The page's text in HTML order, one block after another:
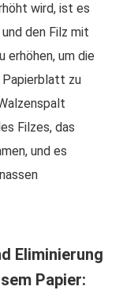
wird, ist es
den Filz mit
erhöhen, um die
Papierblatt zu
Filzes, das
und es
Eliminierung
Papier: